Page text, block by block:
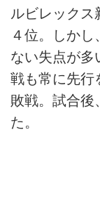
ルビレックス
４位。しか
ない失点が多
戦も常に先行
敗戦。試合後
た。